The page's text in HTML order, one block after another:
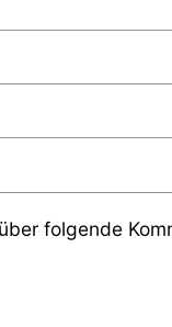
folgende